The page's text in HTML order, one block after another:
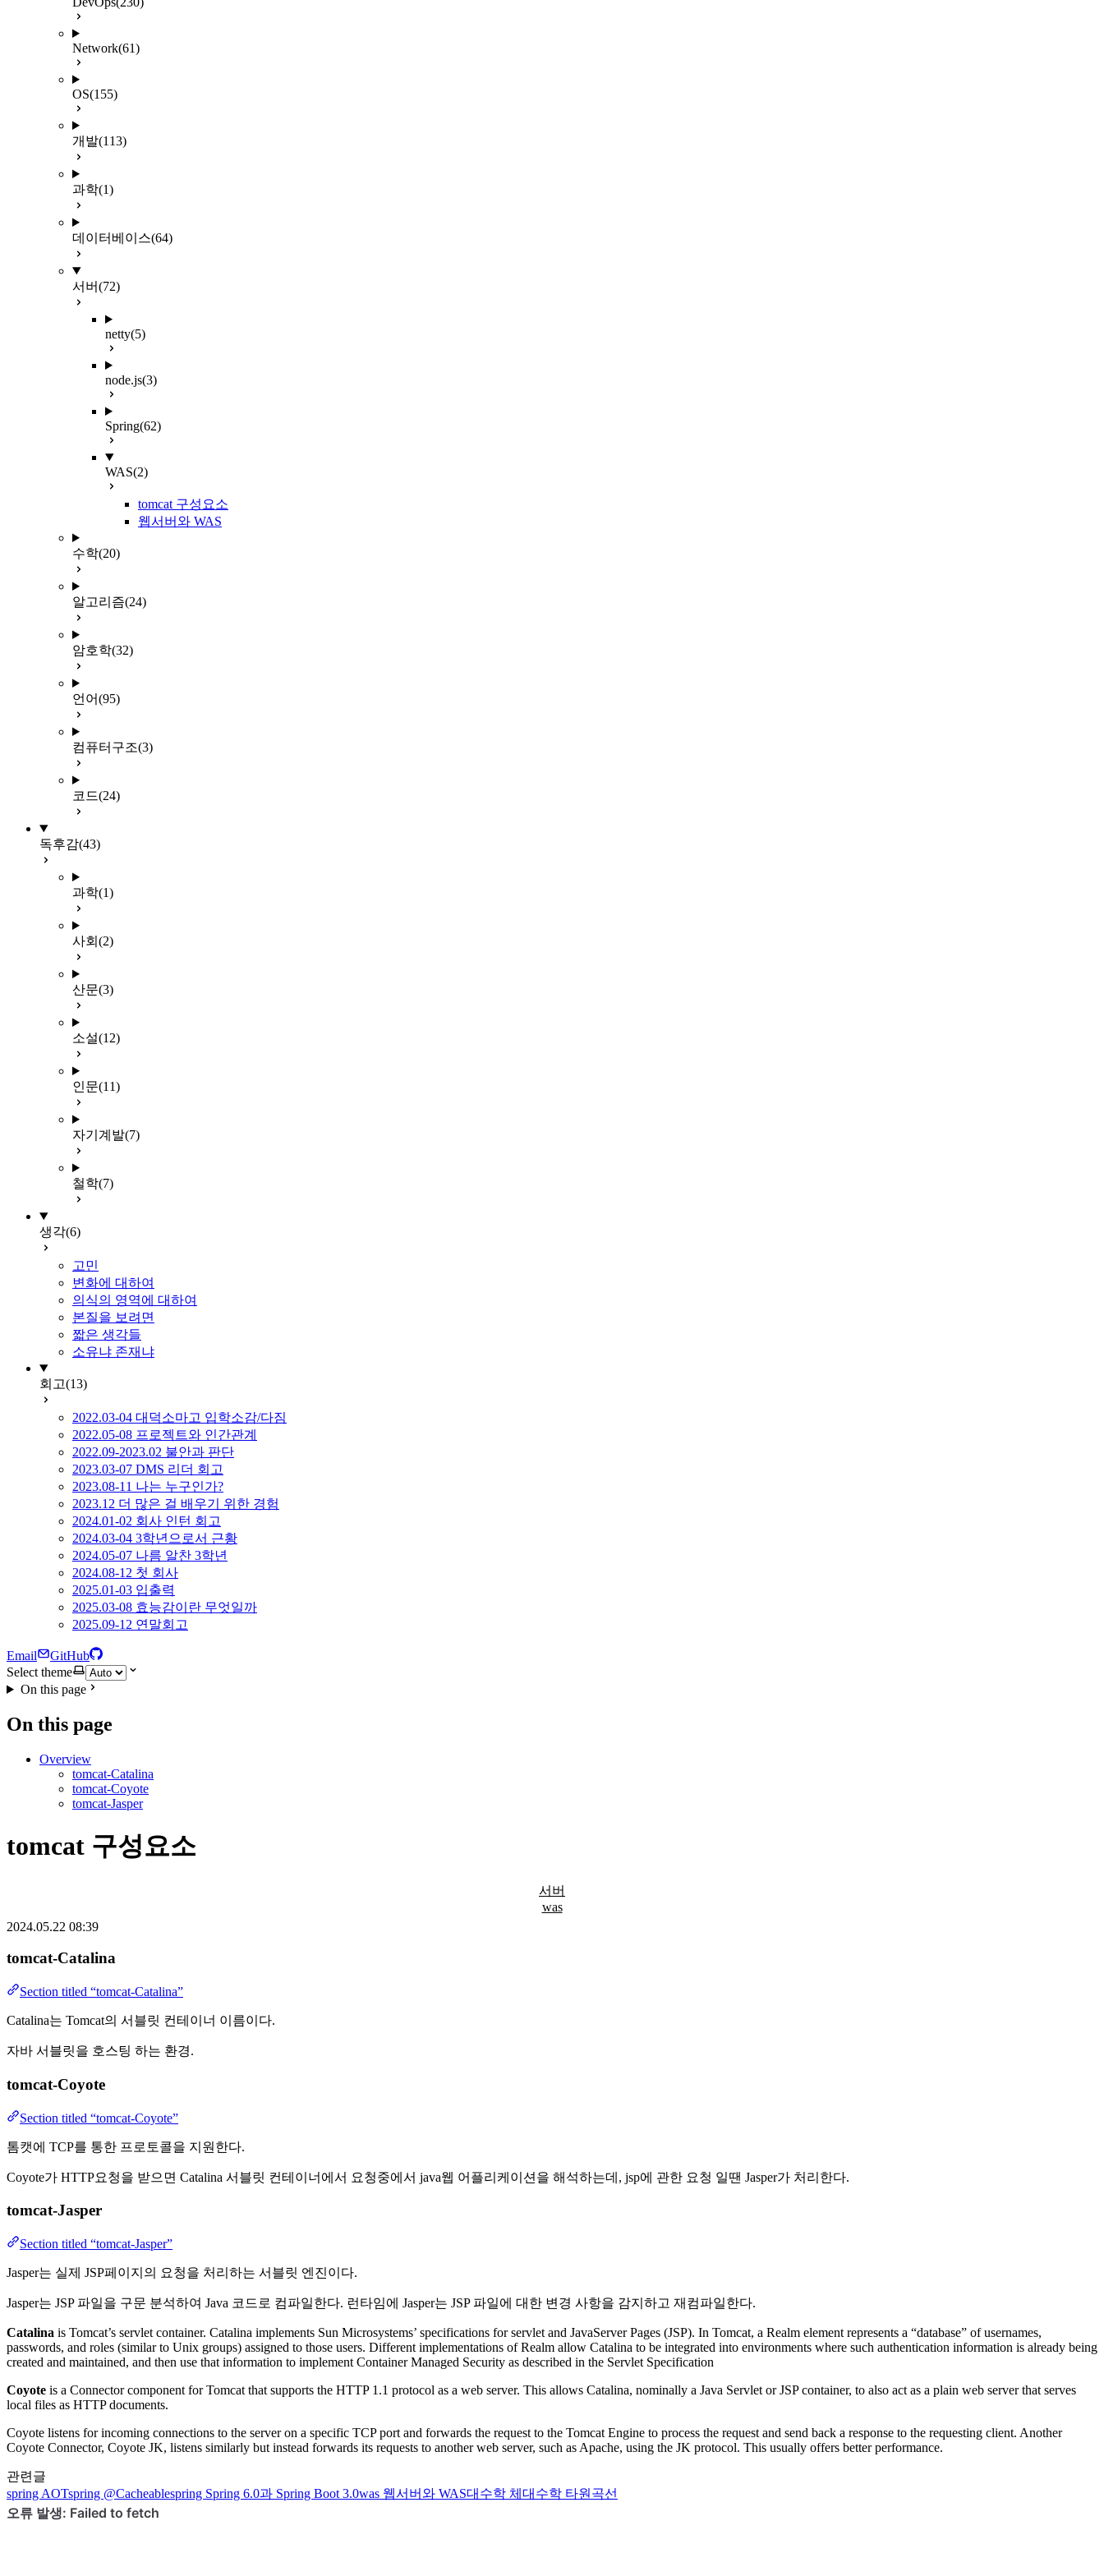
Network(61)
OS(155)
개발(113)
과학(1)
데이터베이스(64)
서버(72)
netty(5)
node.js(3)
Spring(62)
WAS(2)
tomcat 구성요소
웹서버와 WAS
수학(20)
알고리즘(24)
암호학(32)
언어(95)
컴퓨터구조(3)
코드(24)
독후감(43)
과학(1)
사회 (2)
산문(3)
소설(12)
인문(11)
자기계발(7)
철학(7)
생각(6)
고민
변화에 대하여
의식의 영역에 대하여
본질을 보려면
짧은 생각들
소유냐 존재냐
회고(13)
2022.03-04 대덕소마고 입학소감/다짐
2022.05-08 프로젝트와 인간관계
2022.09-2023.02 불안과 판단
2023.03-07 DMS 리더 회고
2023.08-11 나는 누구인가?
2023.12 더 많은 걸 배우기 위한 경험
2024.01-02 회사 인턴 회고
2024.03-04 3학년으로서 근황
2024.05-07 나름 알찬 3학년
2024.08-12 첫 회사
2025.01-03 입출력
2025.03-08 효능감이란 무엇일까
2025.09-12 연말회고
Email
GitHub
Select theme
On this page
On this page
Overview
tomcat-Catalina
tomcat-Coyote
tomcat-Jasper
tomcat 구성요소
서버
was
2024.05.22 08:39
tomcat-Catalina
Section titled “tomcat-Catalina”
Catalina는 Tomcat의 서블릿 컨테이너 이름이다.
자바 서블릿을 호스팅 하는 환경.
tomcat-Coyote
Section titled “tomcat-Coyote”
톰캣에 TCP를 통한 프로토콜을 지원한다.
Coyote가 HTTP요청을 받으면 Catalina 서블릿 컨테이너에서 요청중에서 java웹 어플리케이션을 해석하는데, jsp에 관한 요청 일땐 Jasper가 처리한다.
tomcat-Jasper
Section titled “tomcat-Jasper”
Jasper는 실제 JSP페이지의 요청을 처리하는 서블릿 엔진이다.
Jasper는 JSP 파일을 구문 분석하여 Java 코드로 컴파일한다. 런타임에 Jasper는 JSP 파일에 대한 변경 사항을 감지하고 재컴파일한다.
Catalina is Tomcat’s servlet container. Catalina implements Sun Microsystems’ specifications for servlet and JavaServer Pages (JSP). In Tomcat, a Realm element represents a “database” of usernames,
passwords, and roles (similar to Unix groups) assigned to those users. Different implementations of Realm allow Catalina to be integrated into environments where such authentication information is already being
created and maintained, and then use that information to implement Container Managed Security as described in the Servlet Specification
Coyote is a Connector component for Tomcat that supports the HTTP 1.1 protocol as a web server. This allows Catalina, nominally a Java Servlet or JSP container, to also act as a plain web server that serves
local files as HTTP documents.
Coyote listens for incoming connections to the server on a specific TCP port and forwards the request to the Tomcat Engine to process the request and send back a response to the requesting client. Another
Coyote Connector, Coyote JK, listens similarly but instead forwards its requests to another web server, such as Apache, using the JK protocol. This usually offers better performance.
관련글
spring AOTspring @Cacheablespring Spring 6.0과 Spring Boot 3.0was 웹서버와 WAS대수학 체 대수학 타원곡선